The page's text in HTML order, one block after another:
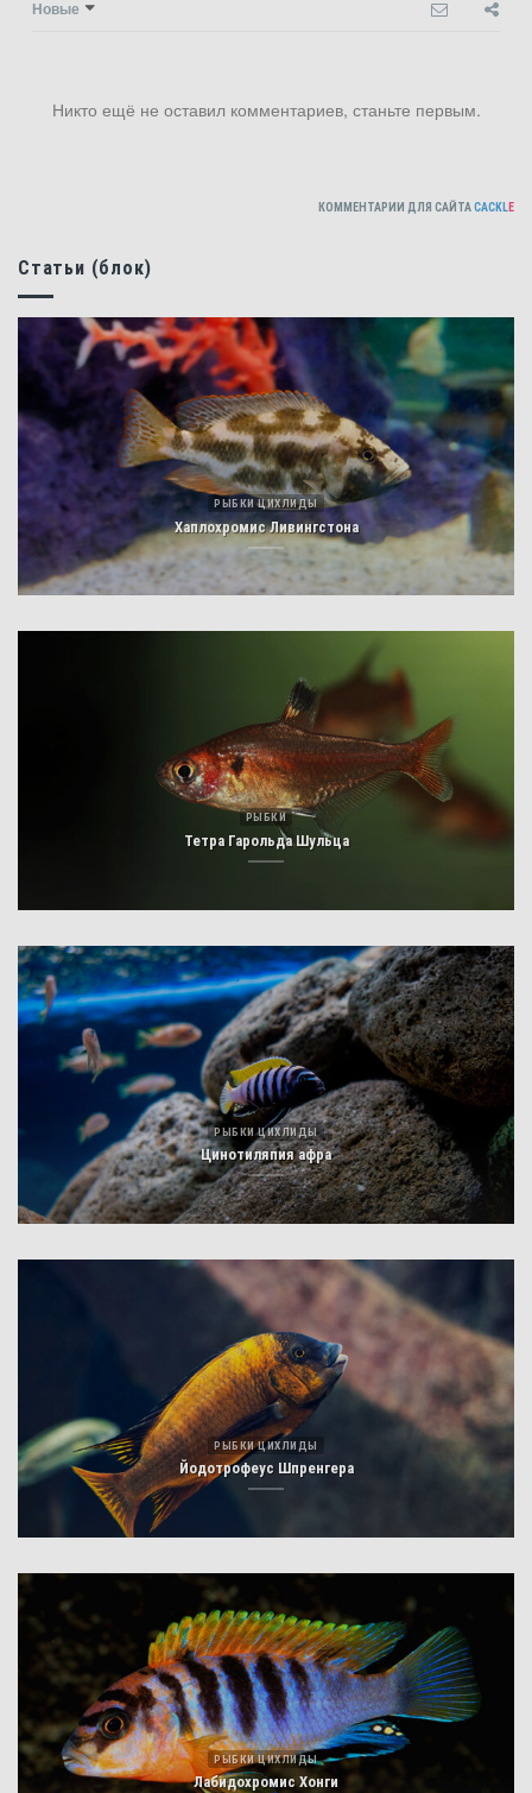
Новые
Никто ещё не оставил комментариев, станьте первым.
КОММЕНТАРИИ ДЛЯ САЙТАCACKLE
Статьи (блок)
РЫБКИ ЦИХЛИДЫ
Хаплохромис Ливингстона
РЫБКИ
Тетра Гарольда Шульца
РЫБКИ ЦИХЛИДЫ
Цинотиляпия афра
РЫБКИ ЦИХЛИДЫ
Йодотрофеус Шпренгера
РЫБКИ ЦИХЛИДЫ
Лабидохромис Хонги